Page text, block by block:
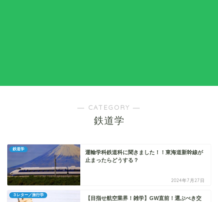
― CATEGORY ―
鉄道学
鉄道学
運輸学科鉄道科に聞きました！！東海道新幹線が
止まったらどうする？
2024年7月27日
３レター／旅行学
【目指せ航空業界！雑学】GW直前！選ぶべき交